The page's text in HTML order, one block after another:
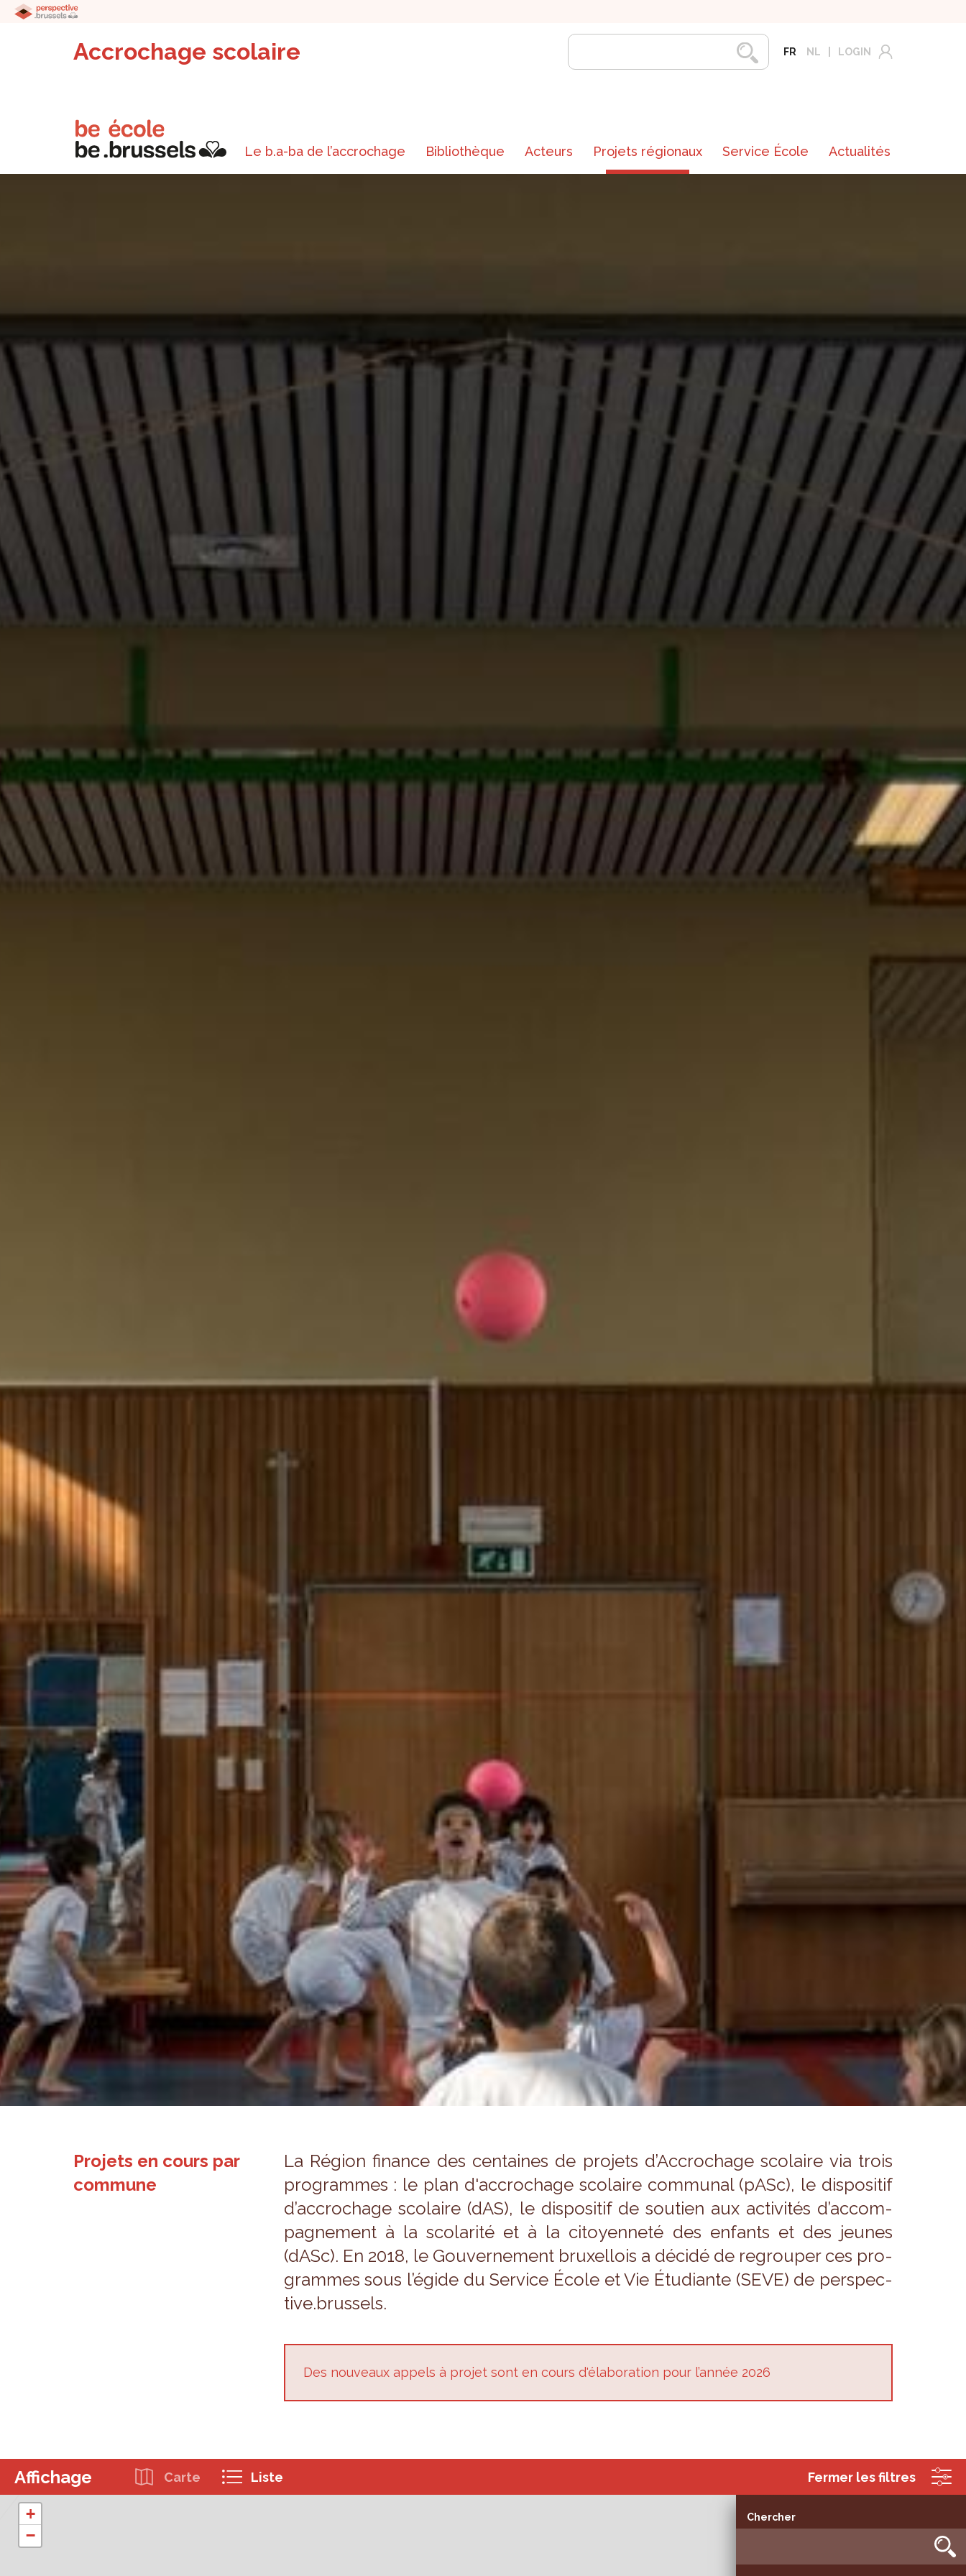
Accrochage scolaire FR NL LOGIN
Le b.a-ba de l’accrochage Bibliothèque Acteurs Projets régionaux Service École Actualités
Projets en cours par
commune
La Région finance des cen­taines de pro­jets d’Ac­cro­chage sco­laire via trois
pro­grammes : le plan d'ac­cro­chage sco­laire com­mu­nal (pASc), le dis­po­si­tif
d’ac­cro­chage sco­laire (dAS), le dis­po­si­tif de sou­tien aux acti­vi­tés d’ac­com­
pa­gne­ment à la sco­la­rité et à la citoyen­neté des enfants et des jeunes
(dASc). En 2018, le Gou­ver­ne­ment bruxel­lois a décidé de regrou­per ces pro­
grammes sous l’égide du Ser­vice École et Vie Étu­diante (SEVE) de pers­pec­
tive.brus­sels.
Des nou­veaux appels à pro­jet sont en cours d'éla­bo­ra­tion pour l’an­née 2026
Affichage Carte Liste Fermer les filtres
+
−
Chercher